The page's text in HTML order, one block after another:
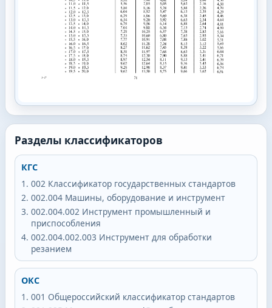
Разделы классификаторов
КГС
002 Классификатор государственных стандартов
002.004 Машины, оборудование и инструмент
002.004.002 Инструмент промышленный и
приспособления
002.004.002.003 Инструмент для обработки
резанием
ОКС
001 Общероссийский классификатор стандартов